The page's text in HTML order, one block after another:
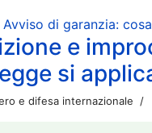
di garanzia:
e
si
e difesa internazionale